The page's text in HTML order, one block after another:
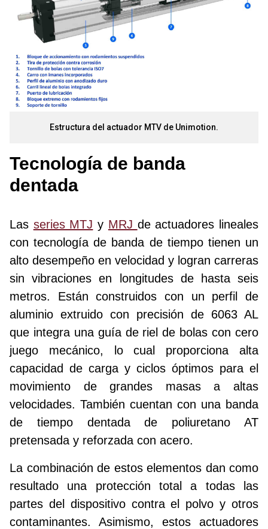
Estructura del actuador MTV de Unimotion.
Tecnología de banda
dentada
Las series MTJ y MRJ de actuadores lineales
con tecnología de banda de tiempo tienen un
alto desempeño en velocidad y logran carreras
sin vibraciones en longitudes de hasta seis
metros. Están construidos con un perfil de
aluminio extruido con precisión de 6063 AL
que integra una guía de riel de bolas con cero
juego mecánico, lo cual proporciona alta
capacidad de carga y ciclos óptimos para el
movimiento de grandes masas a altas
velocidades. También cuentan con una banda
de tiempo dentada de poliuretano AT
pretensada y reforzada con acero.
La combinación de estos elementos dan como
resultado una protección total a todas las
partes del dispositivo contra el polvo y otros
contaminantes. Asimismo, estos actuadores